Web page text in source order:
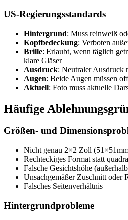
US-Regierungsstandards
Hintergrund: Muss reinweiß
Kopfbedeckung: Verboten
Brille: Erlaubt, wenn täglich
klare Gläser
Ausdruck: Neutraler Ausdruck
Augen: Beide Augen müssen
Aktuell: Foto muss aktuelle
Häufige
Größen- und
Nicht genau 2×2 Zoll
Rechteckiges Format statt
Falsche Gesichtshöhe
Unsachgemäßer Zuschnitt oder
Falsches Seitenverhältnis
Hintergrundprobleme